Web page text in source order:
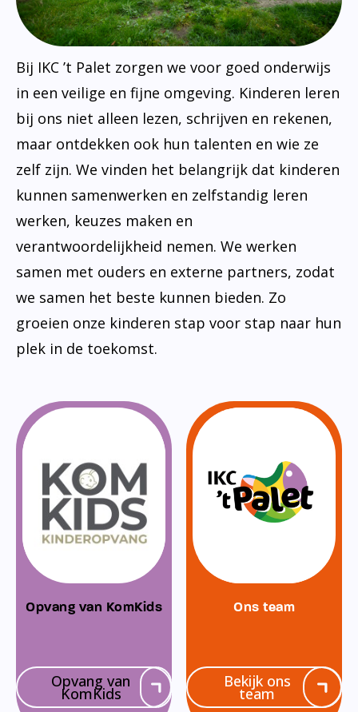
Bij IKC ’t Palet zorgen we voor goed onderwijs
in een veilige en fijne omgeving. Kinderen leren
bij ons niet alleen lezen, schrijven en rekenen,
maar ontdekken ook hun talenten en wie ze
zelf zijn. We vinden het belangrijk dat kinderen
kunnen samenwerken en zelfstandig leren
werken, keuzes maken en
verantwoordelijkheid nemen. We werken
samen met ouders en externe partners, zodat
we samen het beste kunnen bieden. Zo
groeien onze kinderen stap voor stap naar hun
plek in de toekomst.
Opvang van KomKids
Opvang van
KomKids
Ons team
Bekijk ons
team